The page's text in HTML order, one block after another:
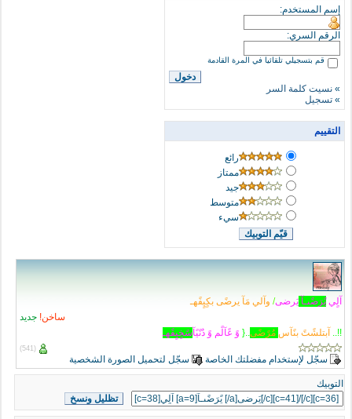
إسم المستخدم:
الرقم السري:
قم بتسجيلي تلقائيا في المرة القادمة
»نسيت كلمة السر
»تسجيل
التقييم
رائع
ممتاز
جيد
متوسط
سيء
آلٍييًرَضًىـآيَرضى/ وآلي مَآ يرضًى بكٍيٍفًهـ
ساخن! جديد
!!.. آبتلشًتً بنًآس مُرًضًى..{ وً عًآلًم وً دٌنًيًآسخيفهـ
(541)
سجّل لإستخدام مفضلتك الخاصة سجّل لتحميل الصورة الشخصية
التوبيك